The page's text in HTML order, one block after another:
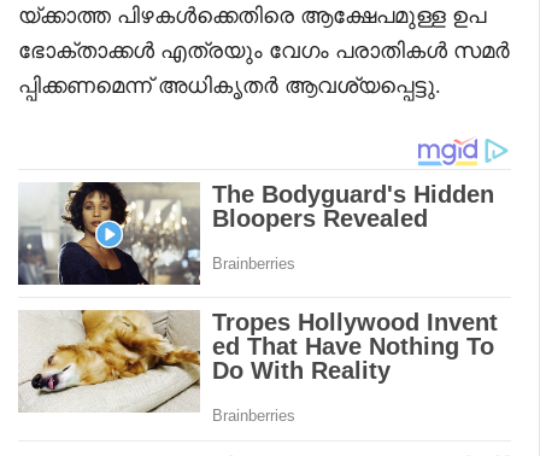
യ്ക്കാത്ത പിഴകൾക്കെതിരെ ആക്ഷേപമുള്ള ഉപ
ഭോക്താക്കൾ എത്രയും വേഗം പരാതികൾ സമർ
പ്പിക്കണമെന്ന് അധികൃതർ ആവശ്യപ്പെട്ടു.